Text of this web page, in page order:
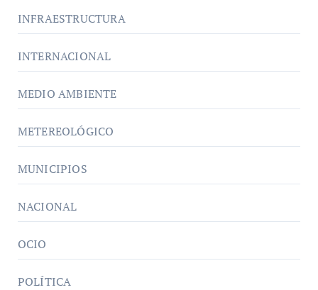
INFRAESTRUCTURA
INTERNACIONAL
MEDIO AMBIENTE
METEREOLÓGICO
MUNICIPIOS
NACIONAL
OCIO
POLÍTICA